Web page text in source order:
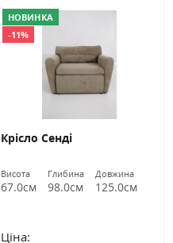
НОВИНКА
-11%
Крісло Сенді
Висота
67.0см
Глибина
98.0см
Довжина
125.0см
Ціна: